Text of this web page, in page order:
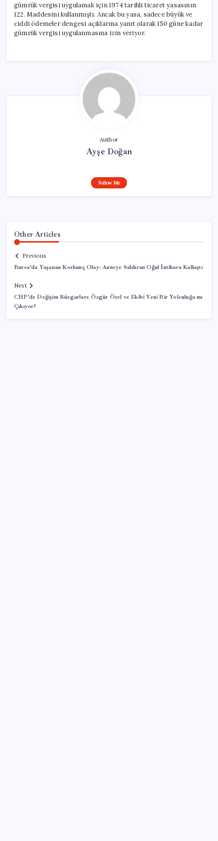
gümrük vergisi uygulamak için 1974 tarihli ticaret yasasının
122. Maddesini kullanmıştı. Ancak bu yasa, sadece büyük ve
ciddi ödemeler dengesi açıklarına yanıt olarak 150 güne kadar
gümrük vergisi uygulanmasına izin veriyor.
Author
Ayşe Doğan
Follow Me
Other Articles
Previous
Bursa’da Yaşanan Korkunç Olay: Anneye Saldıran Oğul İntihara Kalkıştı
Next
CHP’de Değişim Rüzgarları: Özgür Özel ve Ekibi Yeni Bir Yolculuğa mı
Çıkıyor?